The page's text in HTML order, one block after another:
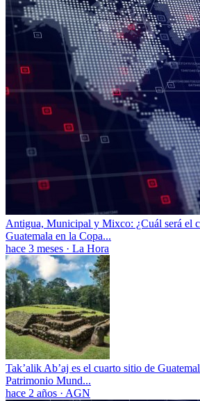
Antigua, Municipal y Mixco: ¿Cuál será el
Guatemala en la Copa...
hace 3 meses · La Hora
Tak’alik Ab’aj es el cuarto sitio de
Patrimonio Mund...
hace 2 años · AGN